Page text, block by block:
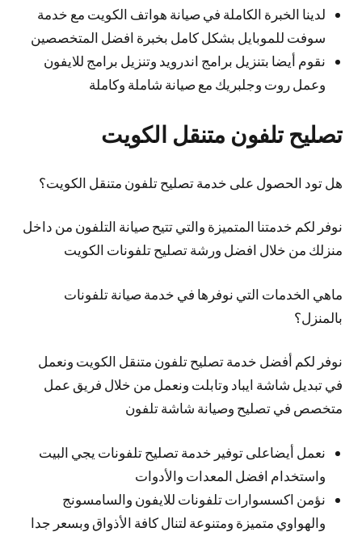
لدينا الخبرة الكاملة في صيانة هواتف الكويت مع خدمة
سوفت للموبايل بشكل كامل بخبرة افضل المتخصصين
نقوم أيضا بتنزيل برامج اندرويد وتنزيل برامج للايفون
وعمل روت وجلبريك مع صيانة شاملة وكاملة
تصليح تلفون متنقل الكويت
هل تود الحصول على خدمة تصليح تلفون متنقل الكويت؟
نوفر لكم خدمتنا المتميزة والتي تتيح صيانة التلفون من داخل
منزلك من خلال افضل ورشة تصليح تلفونات الكويت
ماهي الخدمات التي نوفرها في خدمة صيانة تلفونات
بالمنزل؟
نوفر لكم أفضل خدمة تصليح تلفون متنقل الكويت ونعمل
في تبديل شاشة ايباد وتابلت ونعمل من خلال فريق عمل
متخصص في تصليح وصيانة شاشة تلفون
نعمل أيضاعلى توفير خدمة تصليح تلفونات يجي البيت
واستخدام افضل المعدات والأدوات
نؤمن اكسسوارات تلفونات للايفون والسامسونج
والهواوي متميزة ومتنوعة لتنال كافة الأذواق وبسعر جدا